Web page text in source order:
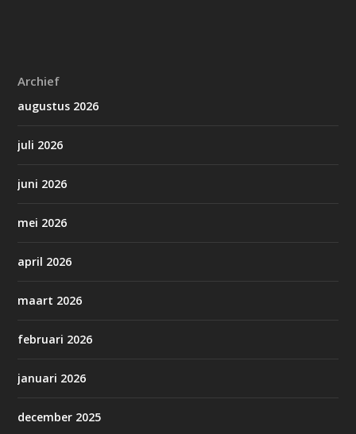
Archief
augustus 2026
juli 2026
juni 2026
mei 2026
april 2026
maart 2026
februari 2026
januari 2026
december 2025